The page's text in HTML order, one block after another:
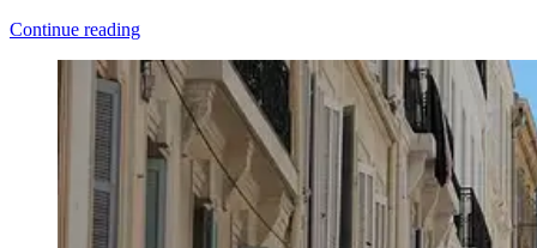
Continue reading